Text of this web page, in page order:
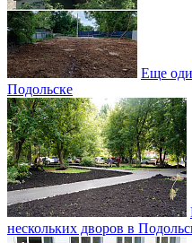
Еще
Подольске
нескольких дворов в